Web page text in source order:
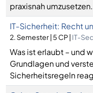
praxisnah umzusetzen.
IT-Sicherheit: Recht
2. Semester | 5 CP | IT-
Was ist erlaubt – und
Grundlagen und
Sicherheitsregeln